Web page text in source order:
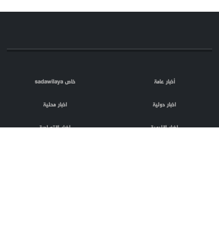
أخبار عامة خاص sadawilaya
اخبار دولية اخبار محلية
اخبار اقليمية اخبار اقتصادية